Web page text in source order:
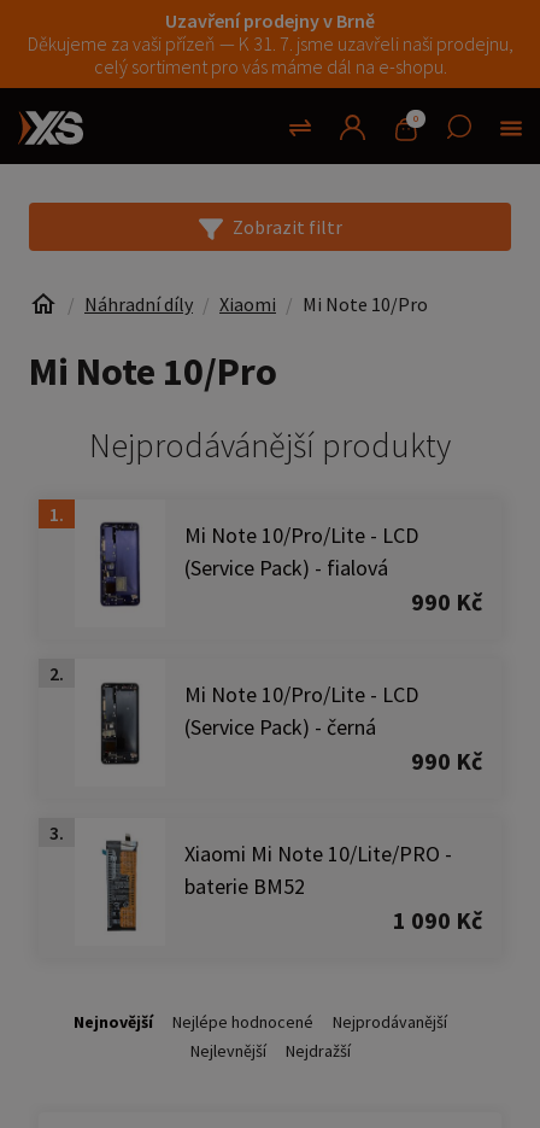
Uzavření prodejny v Brně
Děkujeme za vaši přízeň — K 31. 7. jsme uzavřeli naši prodejnu,
celý sortiment pro vás máme dál na e-shopu.
0
Zobrazit filtr
Náhradní díly Xiaomi Mi Note 10/Pro
Mi Note 10/Pro
Nejprodávánější produkty
1.
Mi Note 10/Pro/Lite - LCD
(Service Pack) - fialová
990 Kč
2.
Mi Note 10/Pro/Lite - LCD
(Service Pack) - černá
990 Kč
3.
Xiaomi Mi Note 10/Lite/PRO -
baterie BM52
1 090 Kč
Nejnovější Nejlépe hodnocené
Nejprodávanější
Nejlevnější
Nejdražší